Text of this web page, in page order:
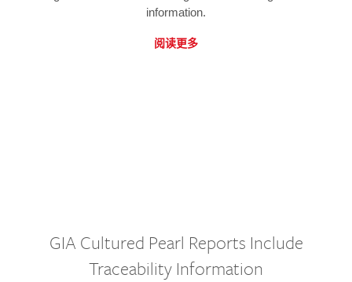
information.
阅读更多
GIA Cultured Pearl Reports Include
Traceability Information